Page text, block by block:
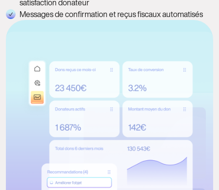
satisfaction donateur
Messages de confirmation et reçus fiscaux automatisés